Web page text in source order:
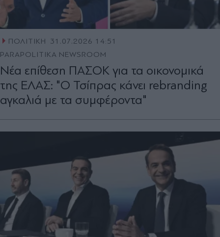
ΠΟΛΙΤΙΚΗ
31.07.2026 14:51
PARAPOLITIKA NEWSROOM
Νέα επίθεση ΠΑΣΟΚ για τα οικονομικά
της ΕΛΑΣ: "Ο Τσίπρας κάνει rebranding
αγκαλιά με τα συμφέροντα"